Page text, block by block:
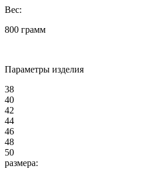
Вес:
800 грамм
Параметры изделия
38
40
42
44
46
48
50
размера: